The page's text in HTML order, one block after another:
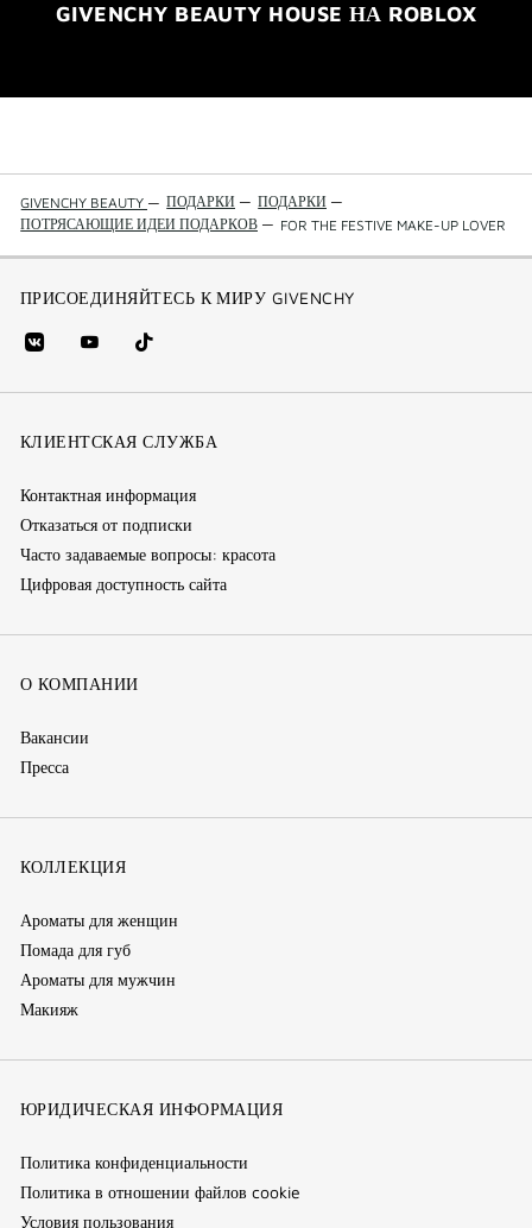
GIVENCHY BEAUTY HOUSE НА ROBLOX
GIVENCHY BEAUTY — ПОДАРКИ — ПОДАРКИ —
ПОТРЯСАЮЩИЕ ИДЕИ ПОДАРКОВ — FOR THE FESTIVE MAKE-UP LOVER
ПРИСОЕДИНЯЙТЕСЬ К МИРУ GIVENCHY
vk
(new
youtube
(новое
Tik
Tok
окно)
КЛИЕНТСКАЯ СЛУЖБА
Контактная информация
Отказаться от подписки
Часто задаваемые вопросы: красота
Цифровая доступность сайта
О КОМПАНИИ
Вакансии
Пресса
КОЛЛЕКЦИЯ
Ароматы для женщин
Помада для губ
Ароматы для мужчин
Макияж
ЮРИДИЧЕСКАЯ ИНФОРМАЦИЯ
Политика конфиденциальности
Политика в отношении файлов cookie
Условия пользования